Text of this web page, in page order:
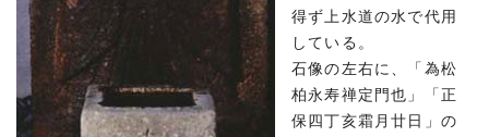
得ず上水道の水で代用
している。
石像の左右に、「為松
柏永寿禅定門也」「正
保四丁亥霜月廿日」の